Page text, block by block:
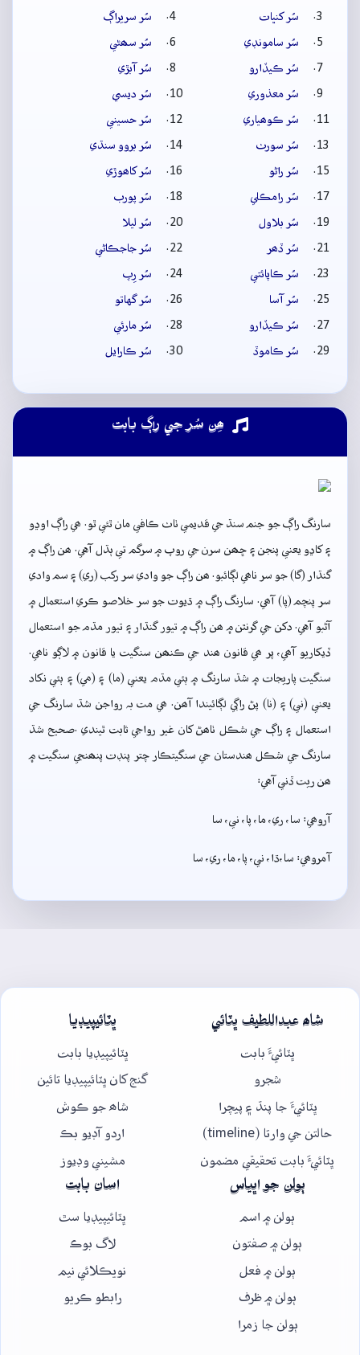
سُر کنڀات
سُر سريراڳ
سُر سامونڊي
سُر سھڻي
سُر ڪيڏارو
سُر آبڙي
سُر معذوري
سُر ديسي
سُر ڪوھياري
سُر حسيني
سُر سورٺ
سُر بروو سنڌي
سُر راڻو
سُر کاھوڙي
سُر رامڪلي
سُر پورب
سُر بلاول
سُر ليلا
سُر ڏھر
سُر جاجڪاڻي
سُر ڪاپائتي
سُر رِپ
سُر آسا
سُر گهاتو
سُر ڪيڏارو
سُر مارئي
سُر ڪاموڏ
سُر ڪارايل
ھِن سُر جي راڳ بابت
سارنگ راڳ جو جنم سنڌ جي قديمي ٺاٺ ڪافي مان ٿئي ٿو. ھي راڳ اوڍو
۽ کاڍو يعني پنجن ۽ ڇھن سرن جي روپ ۾ سرگم تي ٻڌل آهي. ھن راڳ ۾
گنڌار (گا) جو سر ناھي لڳائبو. ھن راڳ جو وادي سر رکب (ري) ۽ سم وادي
سر پنچم (پا) آھي. سارنگ راڳ ۾ ڌيوت جو سر خلاصو ڪري استعمال ۾
آڻبو آهي. دکن جي گرنٿن ۾ ھن راڳ ۾ تيور گنڌار ۽ تيور مڌم جو استعمال
ڏيکاريو آھي، پر ھي قانون ھند جي ڪنھن سنگيت يا قانون ۾ لاڳو ناھي.
سنگيت پاريجات ۾ شڌ سارنگ ۾ ٻئي مڌم يعني (ما) ۽ (مي) ۽ ٻئي نکاد
يعني (ني) ۽ (نا) پڻ راڳي لڳائيندا آھن. ھي مت بہ رواجن شڌ سارنگ جي
استعمال ۽ راڳ جي شڪل ٺاھڻ کان غير رواجي ثابت ٿيندي .صحيح شڌ
سارنگ جي شڪل ھندستان جي سنگيتڪار چتر پنڊت پنھنجي سنگيت ۾
ھن ريت ڏني آهي:
آروھي: سا، ري، ما، پا، ني، سا
آمروھي: سا،ڌا، ني، پا، ما، ري، سا
شاھ عبداللطيف ڀٽائي
ڀٽائيءَ بابت
شجرو
ڀٽائيءَ جا پنڌ ۽ پيچرا
حالتن جي وارتا (timeline)
ڀٽائيءَ بابت تحقيقي مضمون
ڀٽائيپيڊيا
ڀٽائيپيڊيا بابت
گنج کان ڀٽائيپيڊيا تائين
شاھ جو ڪوش
اردو آڊيو بڪ
مشيني وڊيوز
ٻولن جو اڀياس
ٻولن ۾ اسم
ٻولن ۾ صفتون
ٻولن ۾ فعل
ٻولن ۾ ظرف
ٻولن جا زمرا
اسان بابت
ڀٽائيپيڊيا سٿ
لاگ بوڪ
نويڪلائي نيم
رابطو ڪريو